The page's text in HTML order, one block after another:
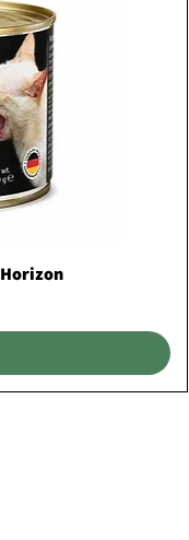
Horizon הורייזן פיור כבש 200 גרם